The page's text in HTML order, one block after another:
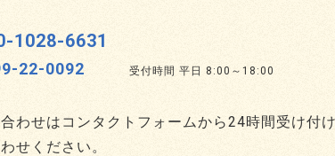
1028-6631
22-0092 受付時間 平日 8:00～18:00
わせはコンタクトフォームから24時間受け付け
せください。